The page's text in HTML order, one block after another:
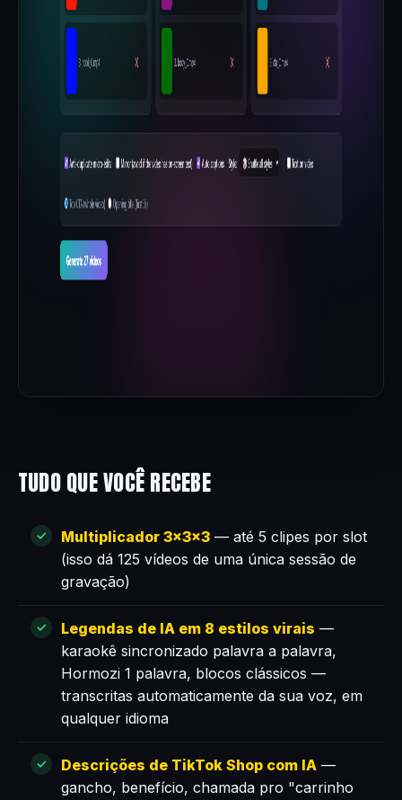
TUDO QUE VOCÊ RECEBE
Multiplicador 3×3×3 — até 5 clipes por slot
(isso dá 125 vídeos de uma única sessão de
gravação)
Legendas de IA em 8 estilos virais —
karaokê sincronizado palavra a palavra,
Hormozi 1 palavra, blocos clássicos —
transcritas automaticamente da sua voz, em
qualquer idioma
Descrições de TikTok Shop com IA —
gancho, benefício, chamada pro "carrinho